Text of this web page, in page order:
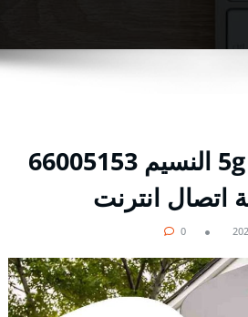
مقوي سيرفس 5g النسيم 66005153
اتصال انترنت
0